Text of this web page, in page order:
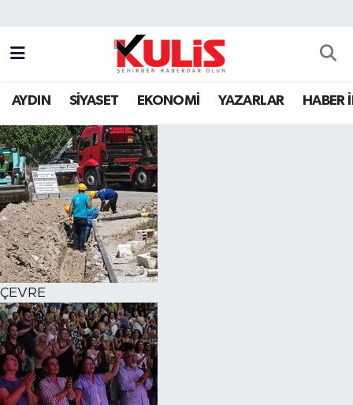
AYDIN SİYASET EKONOMİ YAZARLAR HABER
ÇEVRE